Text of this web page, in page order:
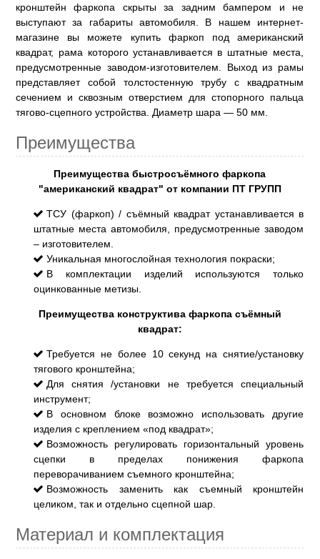
кронштейн фаркопа скрыты за задним бампером и не
выступают за габариты автомобиля. В нашем интернет-
магазине вы можете купить фаркоп под американский
квадрат, рама которого устанавливается в штатные места,
предусмотренные заводом-изготовителем. Выход из рамы
представляет собой толстостенную трубу с квадратным
сечением и сквозным отверстием для стопорного пальца
тягово-сцепного устройства. Диаметр шара — 50 мм.
Преимущества
Преимущества быстросъёмного фаркопа
"американский квадрат" от компании ПТ ГРУПП
ТСУ (фаркоп) / съёмный квадрат устанавливается в
штатные места автомобиля, предусмотренные заводом
– изготовителем.
Уникальная многослойная технология покраски;
В комплектации изделий используются только
оцинкованные метизы.
Преимущества конструктива фаркопа съёмный
квадрат:
Требуется не более 10 секунд на снятие/установку
тягового кронштейна;
Для снятия /установки не требуется специальный
инструмент;
В основном блоке возможно использовать другие
изделия с креплением «под квадрат»;
Возможность регулировать горизонтальный уровень
сцепки в пределах понижения фаркопа
переворачиванием съемного кронштейна;
Возможность заменить как съемный кронштейн
целиком, так и отдельно сцепной шар.
Материал и комплектация